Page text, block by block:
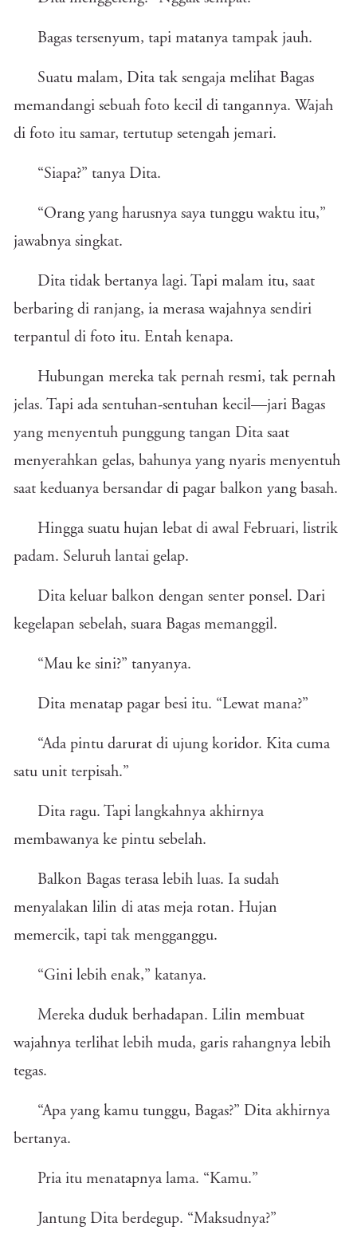
Bagas tersenyum, tapi matanya tampak jauh.
Suatu malam, Dita tak sengaja melihat Bagas
memandangi sebuah foto kecil di tangannya. Wajah
di foto itu samar, tertutup setengah jemari.
“Siapa?” tanya Dita.
“Orang yang harusnya saya tunggu waktu itu,”
jawabnya singkat.
Dita tidak bertanya lagi. Tapi malam itu, saat
berbaring di ranjang, ia merasa wajahnya sendiri
terpantul di foto itu. Entah kenapa.
Hubungan mereka tak pernah resmi, tak pernah
jelas. Tapi ada sentuhan-sentuhan kecil—jari Bagas
yang menyentuh punggung tangan Dita saat
menyerahkan gelas, bahunya yang nyaris menyentuh
saat keduanya bersandar di pagar balkon yang basah.
Hingga suatu hujan lebat di awal Februari, listrik
padam. Seluruh lantai gelap.
Dita keluar balkon dengan senter ponsel. Dari
kegelapan sebelah, suara Bagas memanggil.
“Mau ke sini?” tanyanya.
Dita menatap pagar besi itu. “Lewat mana?”
“Ada pintu darurat di ujung koridor. Kita cuma
satu unit terpisah.”
Dita ragu. Tapi langkahnya akhirnya
membawanya ke pintu sebelah.
Balkon Bagas terasa lebih luas. Ia sudah
menyalakan lilin di atas meja rotan. Hujan
memercik, tapi tak mengganggu.
“Gini lebih enak,” katanya.
Mereka duduk berhadapan. Lilin membuat
wajahnya terlihat lebih muda, garis rahangnya lebih
tegas.
“Apa yang kamu tunggu, Bagas?” Dita akhirnya
bertanya.
Pria itu menatapnya lama. “Kamu.”
Jantung Dita berdegup. “Maksudnya?”